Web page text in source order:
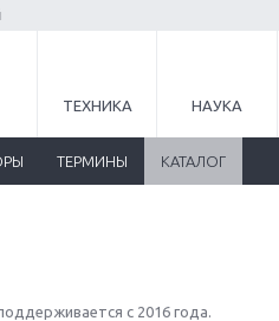
ТЕХНИКА НАУКА
ТЕРМИНЫ КАТАЛОГ
с 2016 года.